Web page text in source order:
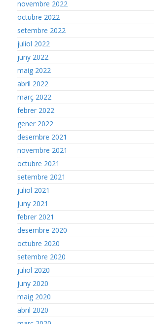
novembre 2022
octubre 2022
setembre 2022
juliol 2022
juny 2022
maig 2022
abril 2022
març 2022
febrer 2022
gener 2022
desembre 2021
novembre 2021
octubre 2021
setembre 2021
juliol 2021
juny 2021
febrer 2021
desembre 2020
octubre 2020
setembre 2020
juliol 2020
juny 2020
maig 2020
abril 2020